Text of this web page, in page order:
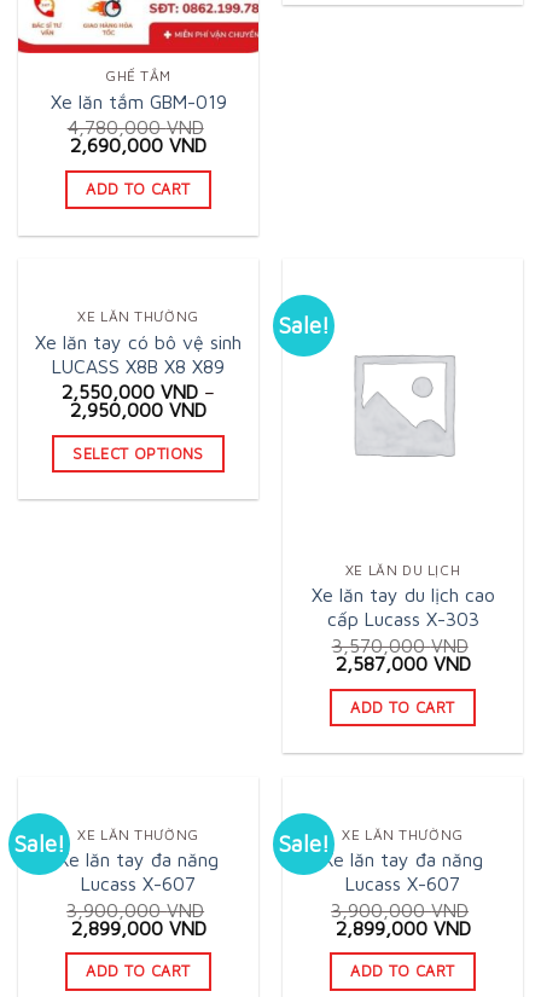
the
product
page
GHẾ TẮM
Xe lăn tắm GBM-019
4,780,000VND
Original
was:
4,780,000 VND.
2,690,000 VNDCurrent
ADD TO CART
XE LĂN THƯỜNG
Xe lăn tay có bô vệ sinh
LUCASS X8B X8 X89
2,550,000 VND –
2,950,000 VND
SELECT OPTIONS
product
page
Sale!
XE LĂN DU LỊCH
Xe lăn tay du lịch cao
cấp Lucass X-303
3,570,000VND
Original
price
was:
3,570,000 VND.
2,587,000 VNDCurrent
is:
ADD TO CART
Sale! XE LĂN THƯỜNG
Xe lăn tay đa năng
Lucass X-607
3,900,000VND
Original
price
was:
3,900,000 VND.
2,899,000 VNDCurrent
ADD TO CART
Sale! XE LĂN THƯỜNG
Xe lăn tay đa năng
Lucass X-607
3,900,000VND
Original
price
was:
3,900,000 VND.
2,899,000 VNDCurrent
ADD TO CART